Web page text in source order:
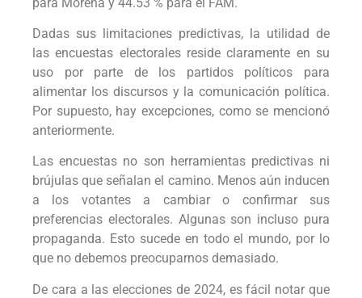
Dadas sus limitaciones predictivas, la utilidad de
las encuestas electorales reside claramente en su
uso por parte de los partidos políticos para
alimentar los discursos y la comunicación política.
Por supuesto, hay excepciones, como se mencionó
anteriormente.
Las encuestas no son herramientas predictivas ni
brújulas que señalan el camino. Menos aún inducen
a los votantes a cambiar o confirmar sus
preferencias electorales. Algunas son incluso pura
propaganda. Esto sucede en todo el mundo, por lo
que no debemos preocuparnos demasiado.
De cara a las elecciones de 2024, es fácil notar que